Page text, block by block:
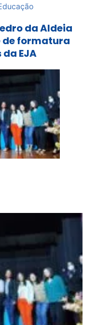
da Aldeia
de formatura
EJA